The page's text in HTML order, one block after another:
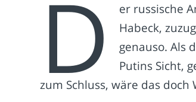
D
er russische
Habeck,
genauso. Als
Putins Sicht,
zum Schluss, wäre das